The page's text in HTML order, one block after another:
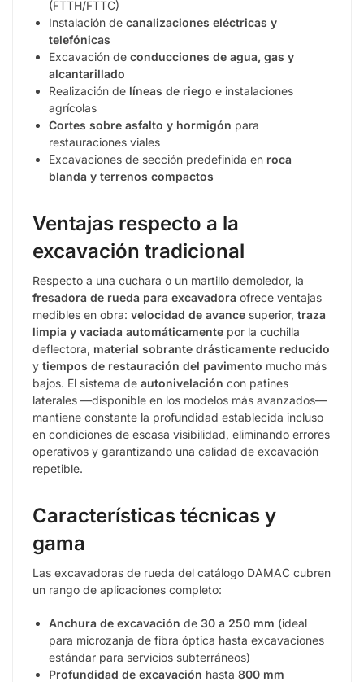
(FTTH/FTTC)
Instalación de canalizaciones eléctricas y
telefónicas
Excavación de conducciones de agua, gas y
alcantarillado
Realización de líneas de riego e instalaciones
agrícolas
Cortes sobre asfalto y hormigón para
restauraciones viales
Excavaciones de sección predefinida en roca
blanda y terrenos compactos
Ventajas respecto a la
excavación tradicional
Respecto a una cuchara o un martillo demoledor, la
fresadora de rueda para excavadora ofrece ventajas
medibles en obra: velocidad de avance superior, traza
limpia y vaciada automáticamente por la cuchilla
deflectora, material sobrante drásticamente reducido
y tiempos de restauración del pavimento mucho más
bajos. El sistema de autonivelación con patines
laterales —disponible en los modelos más avanzados—
mantiene constante la profundidad establecida incluso
en condiciones de escasa visibilidad, eliminando errores
operativos y garantizando una calidad de excavación
repetible.
Características técnicas y
gama
Las excavadoras de rueda del catálogo DAMAC cubren
un rango de aplicaciones completo:
Anchura de excavación de 30 a 250 mm (ideal
para microzanja de fibra óptica hasta excavaciones
estándar para servicios subterráneos)
Profundidad de excavación hasta 800 mm